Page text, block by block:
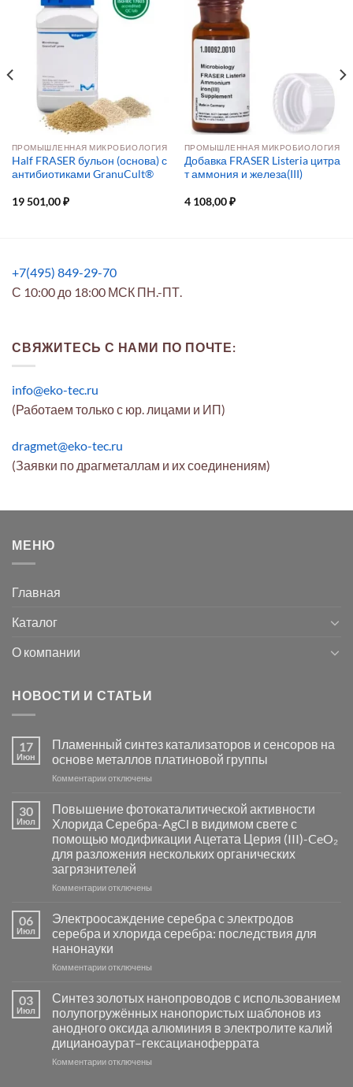
ПРОМЫШЛЕННАЯ МИКРОБИОЛОГИЯ
Half FRASER бульон (основа) с
антибиотиками GranuCult®
19 501,00₽
ПРОМЫШЛЕННАЯ МИКРОБИОЛОГИЯ
Добавка FRASER Listeria цитра
т аммония и железа(III)
4 108,00₽
+7(495) 849-29-70
С 10:00 до 18:00 МСК ПН.-ПТ.
СВЯЖИТЕСЬ С НАМИ ПО ПОЧТЕ:
info@eko-tec.ru
(Работаем только с юр. лицами и ИП)
dragmet@eko-tec.ru
(Заявки по драгметаллам и их соединениям)
МЕНЮ
Главная
Каталог
О компании
НОВОСТИ И СТАТЬИ
17
Июн
Пламенный синтез катализаторов и сенсоров на
основе металлов платиновой группы
Комментариик
Пламенный
синтез
катализаторов
и
сенсоров
на
основе
группы
отключены
30
Июл
Повышение фотокаталитической активности
Хлорида Серебра-AgCl в видимом свете с
помощью модификации Ацетата Церия (III)-CeO₂
для разложения нескольких органических
загрязнителей
Комментариик
фотокаталитической
активности
Хлорида
Серебра-
в
видимом
свете
с
помощью
модификации
отключены
06
Июл
Электроосаждение серебра с электродов
серебра и хлорида серебра: последствия для
нанонауки
Комментариик
серебра
с
электродов
серебра
и
отключены
03
Июл
Синтез золотых нанопроводов с использованием
полупогружённых нанопористых шаблонов из
анодного оксида алюминия в электролите калий
дицианоаурат–гексацианоферрата
Комментариикотключены